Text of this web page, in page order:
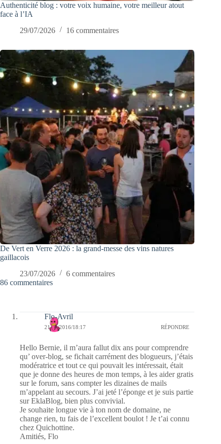
Authenticité blog : votre voix humaine, votre meilleur atout
face à l’IA
29/07/2026
16 commentaires
De Vert en Verre 2026 : la grand-messe des vins natures
gaillacois
23/07/2026
6 commentaires
86 commentaires
Flo-Avril
21/01/2016/18:17 RÉPONDRE
Hello Bernie, il m’aura fallut dix ans pour comprendre
qu’ over-blog, se fichait carrément des blogueurs, j’étais
modératrice et tout ce qui pouvait les intéressait, était
que je donne des heures de mon temps, à les aider gratis
sur le forum, sans compter les dizaines de mails
m’appelant au secours. J’ai jeté l’éponge et je suis partie
sur EklaBlog, bien plus convivial.
Je souhaite longue vie à ton nom de domaine, ne
change rien, tu fais de l’excellent boulot ! Je t’ai connu
chez Quichottine.
Amitiés, Flo